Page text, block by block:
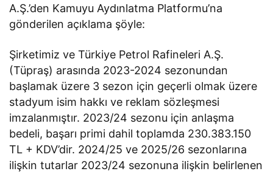
A.Ş.’den Kamuyu Aydınlatma Platformu’na
gönderilen açıklama şöyle:
Şirketimiz ve Türkiye Petrol Rafineleri A.Ş.
(Tüpraş) arasında 2023-2024 sezonundan
başlamak üzere 3 sezon için geçerli olmak üzere
stadyum isim hakkı ve reklam sözleşmesi
imzalanmıştır. 2023/24 sezonu için anlaşma
bedeli, başarı primi dahil toplamda 230.383.150
TL + KDV’dir. 2024/25 ve 2025/26 sezonlarına
ilişkin tutarlar 2023/24 sezonuna ilişkin belirlenen